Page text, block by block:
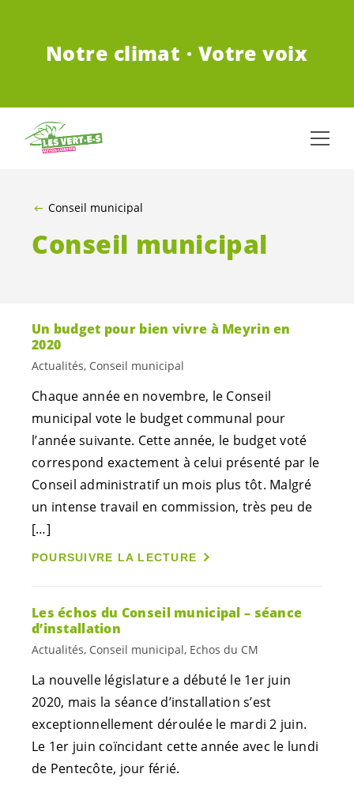
Notre climat · Votre voix
Conseil municipal
Conseil municipal
Un budget pour bien vivre à Meyrin en
2020
Actualités, Conseil municipal
Chaque année en novembre, le Conseil
municipal vote le budget communal pour
l’année suivante. Cette année, le budget voté
correspond exactement à celui présenté par le
Conseil administratif un mois plus tôt. Malgré
un intense travail en commission, très peu de
[…]
POURSUIVRE LA LECTURE
Les échos du Conseil municipal – séance
d’installation
Actualités, Conseil municipal, Echos du CM
La nouvelle législature a débuté le 1er juin
2020, mais la séance d’installation s’est
exceptionnellement déroulée le mardi 2 juin.
Le 1er juin coïncidant cette année avec le lundi
de Pentecôte, jour férié.